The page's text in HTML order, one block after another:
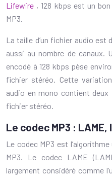
Lifewire , 128 kbps est un
MP3.
La taille d’un fichier audio
aussi au nombre de canaux.
encodé à 128 kbps pèse
fichier stéréo. Cette
audio en mono contient deux
fichier stéréo.
Le codec MP3 :
Le codec MP3 est
MP3. Le codec LAME
largement considéré comme